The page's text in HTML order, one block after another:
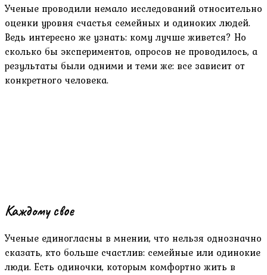
Ученые проводили немало исследований относительно
оценки уровня счастья семейных и одиноких людей.
Ведь интересно же узнать: кому лучше живется? Но
сколько бы экспериментов, опросов не проводилось, а
результаты были одними и теми же: все зависит от
конкретного человека.
Каждому свое
Ученые единогласны в мнении, что нельзя однозначно
сказать, кто больше счастлив: семейные или одинокие
люди. Есть одиночки, которым комфортно жить в